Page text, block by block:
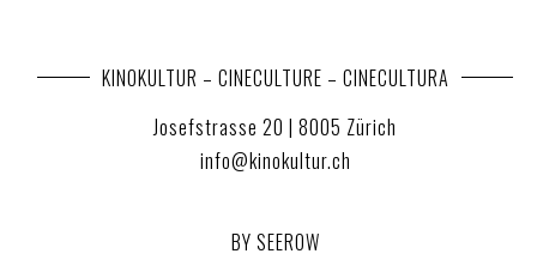
KINOKULTUR – CINECULTURE – CINECULTURA
Josefstrasse 20 | 8005 Zürich
info@kinokultur.ch
BY SEEROW